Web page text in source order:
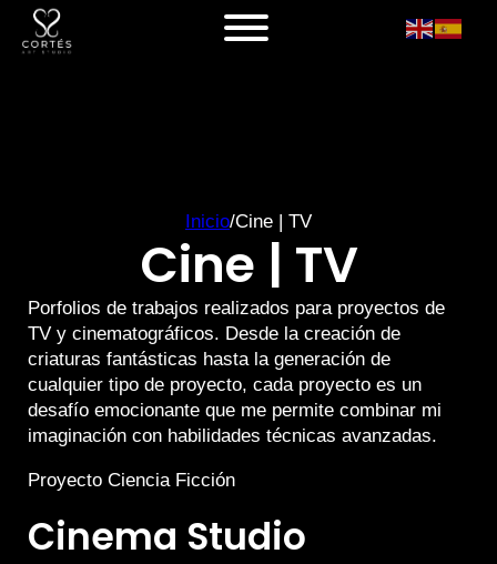
Inicio/Cine | TV
Cine | TV
Porfolios de trabajos realizados para proyectos de
TV y cinematográficos. Desde la creación de
criaturas fantásticas hasta la generación de
cualquier tipo de proyecto, cada proyecto es un
desafío emocionante que me permite combinar mi
imaginación con habilidades técnicas avanzadas.
Proyecto Ciencia Ficción
Cinema Studio